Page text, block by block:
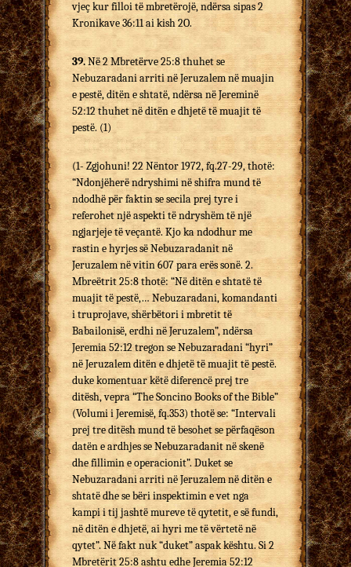
vjeç kur filloi të mbretërojë, ndërsa sipas 2
Kronikave 36:11 ai kish 2O.
39.Në 2 Mbretërve 25:8 thuhet se
Nebuzaradani arriti në Jeruzalem në muajin
e pestë, ditën e shtatë, ndërsa në Jereminë
52:12 thuhet në ditën e dhjetë të muajit të
pestë. (1)
(1- Zgjohuni! 22 Nëntor 1972, fq.27-29, thotë:
“Ndonjëherë ndryshimi në shifra mund të
ndodhë për faktin se secila prej tyre i
referohet një aspekti të ndryshëm të një
ngjarjeje të veçantë. Kjo ka ndodhur me
rastin e hyrjes së Nebuzaradanit në
Jeruzalem në vitin 607 para erës sonë. 2.
Mbreëtrit 25:8 thotë: “Në ditën e shtatë të
muajit të pestë,… Nebuzaradani, komandanti
i truprojave, shërbëtori i mbretit të
Babailonisë, erdhi në Jeruzalem”, ndërsa
Jeremia 52:12 tregon se Nebuzaradani “hyri”
në Jeruzalem ditën e dhjetë të muajit të pestë.
duke komentuar këtë diferencë prej tre
ditësh, vepra “The Soncino Books of the Bible”
(Volumi i Jeremisë, fq.353) thotë se: “Intervali
prej tre ditësh mund të besohet se përfaqëson
datën e ardhjes se Nebuzaradanit në skenë
dhe fillimin e operacionit”. Duket se
Nebuzaradani arriti në Jeruzalem në ditën e
shtatë dhe se bëri inspektimin e vet nga
kampi i tij jashtë mureve të qytetit, e së fundi,
në ditën e dhjetë, ai hyri me të vërtetë në
qytet”. Në fakt nuk “duket” aspak kështu. Si 2
Mbretërit 25:8 ashtu edhe Jeremia 52:12